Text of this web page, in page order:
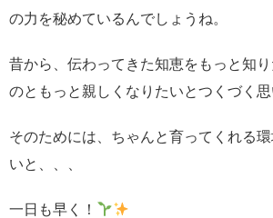
の力を秘めているんでしょうね。
昔から、伝わってきた知恵をもっと知
のともっと親しくなりたいとつくづく
そのためには、ちゃんと育ってくれる
いと、、、
一日も早く！